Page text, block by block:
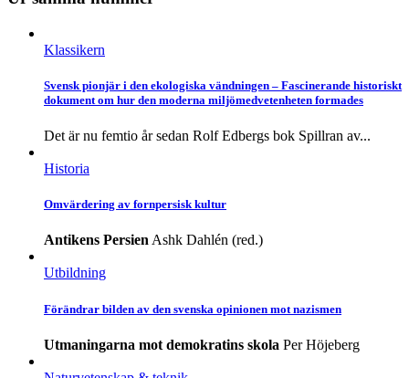
Klassikern
Svensk pionjär i den ekologiska vändningen – Fascinerande historiskt
dokument om hur den moderna miljömedvetenheten formades
Det är nu femtio år sedan Rolf Edbergs bok Spillran av...
Historia
Omvärdering av fornpersisk kultur
Antikens PersienAshk Dahlén (red.)
Utbildning
Förändrar bilden av den svenska opinionen mot nazismen
Utmaningarna mot demokratins skola Per Höjeberg